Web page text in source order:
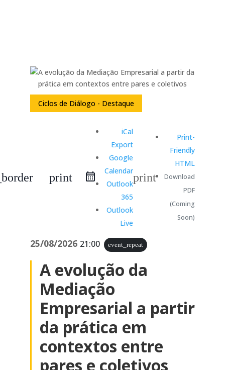
Ciclos de Diálogo - Destaque
print
iCal
Export
Google
Calendar
Outlook
365
Outlook
Live
print
Print-
Friendly
HTML
Download
PDF
(Coming
Soon)
25/08/2026 21:00 event_repeat
A evolução da
Mediação
Empresarial a partir
da prática em
contextos entre
pares e coletivos